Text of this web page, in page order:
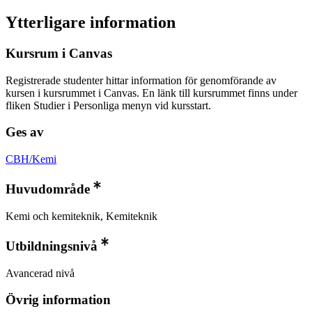
Ytterligare information
Kursrum i Canvas
Registrerade studenter hittar information för genomförande av
kursen i kursrummet i Canvas. En länk till kursrummet finns under
fliken Studier i Personliga menyn vid kursstart.
Ges av
CBH/Kemi
Huvudområde
Kemi och kemiteknik, Kemiteknik
Utbildningsnivå
Avancerad nivå
Övrig information